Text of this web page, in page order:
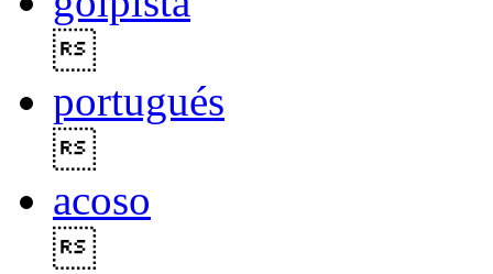
portugués
acoso